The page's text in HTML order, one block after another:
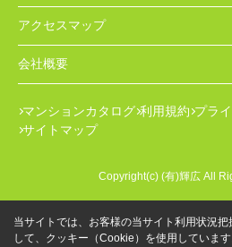
アクセスマップ
会社概要
マンションカタログ 利用規約 プラ
サイトマップ
Copyright(c) (有)輝広 All
当サイトでは、お客様の当サイト利用状況
して、クッキー（Cookie）を使用しています